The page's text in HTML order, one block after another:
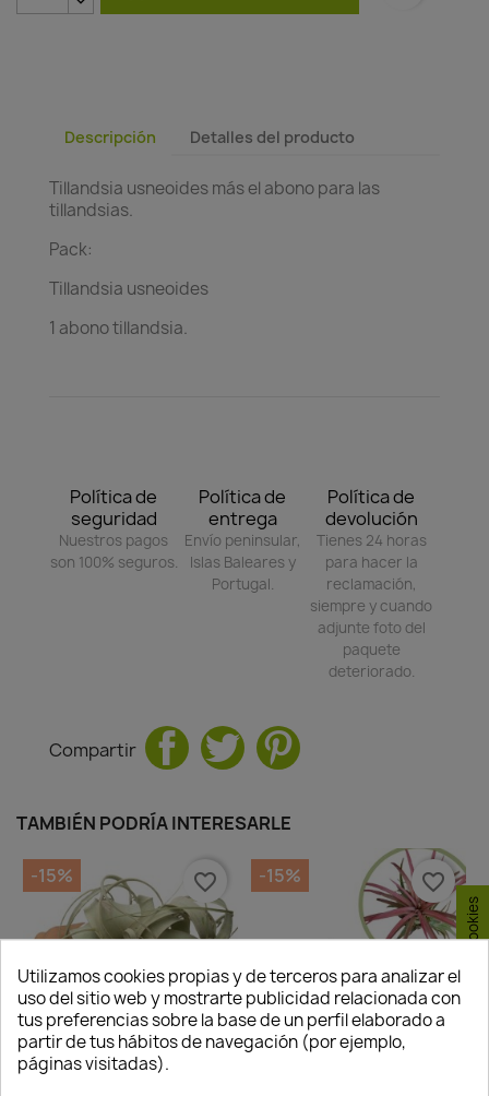
Descripción Detalles del producto
Tillandsia usneoides más el abono para las
tillandsias.
Pack:
Tillandsia usneoides
1 abono tillandsia.
Política de
seguridad
Nuestros pagos
son 100% seguros.
Política de
entrega
Envío peninsular,
Islas Baleares y
Portugal.
Política de
devolución
Tienes 24 horas
para hacer la
reclamación,
siempre y cuando
adjunte foto del
paquete
deteriorado.
Compartir
TAMBIÉN PODRÍA INTERESARLE
Quedan:
00
días
12
horas
34
min.
17
seg.
-15% favorite_border
Quedan:
00
días
12
horas
34
min.
17
-15% favorite_border
Utilizamos cookies propias y de terceros para analizar el
uso del sitio web y mostrarte publicidad relacionada con
tus preferencias sobre la base de un perfil elaborado a
partir de tus hábitos de navegación (por ejemplo,
páginas visitadas).
Consentimiento de cookies